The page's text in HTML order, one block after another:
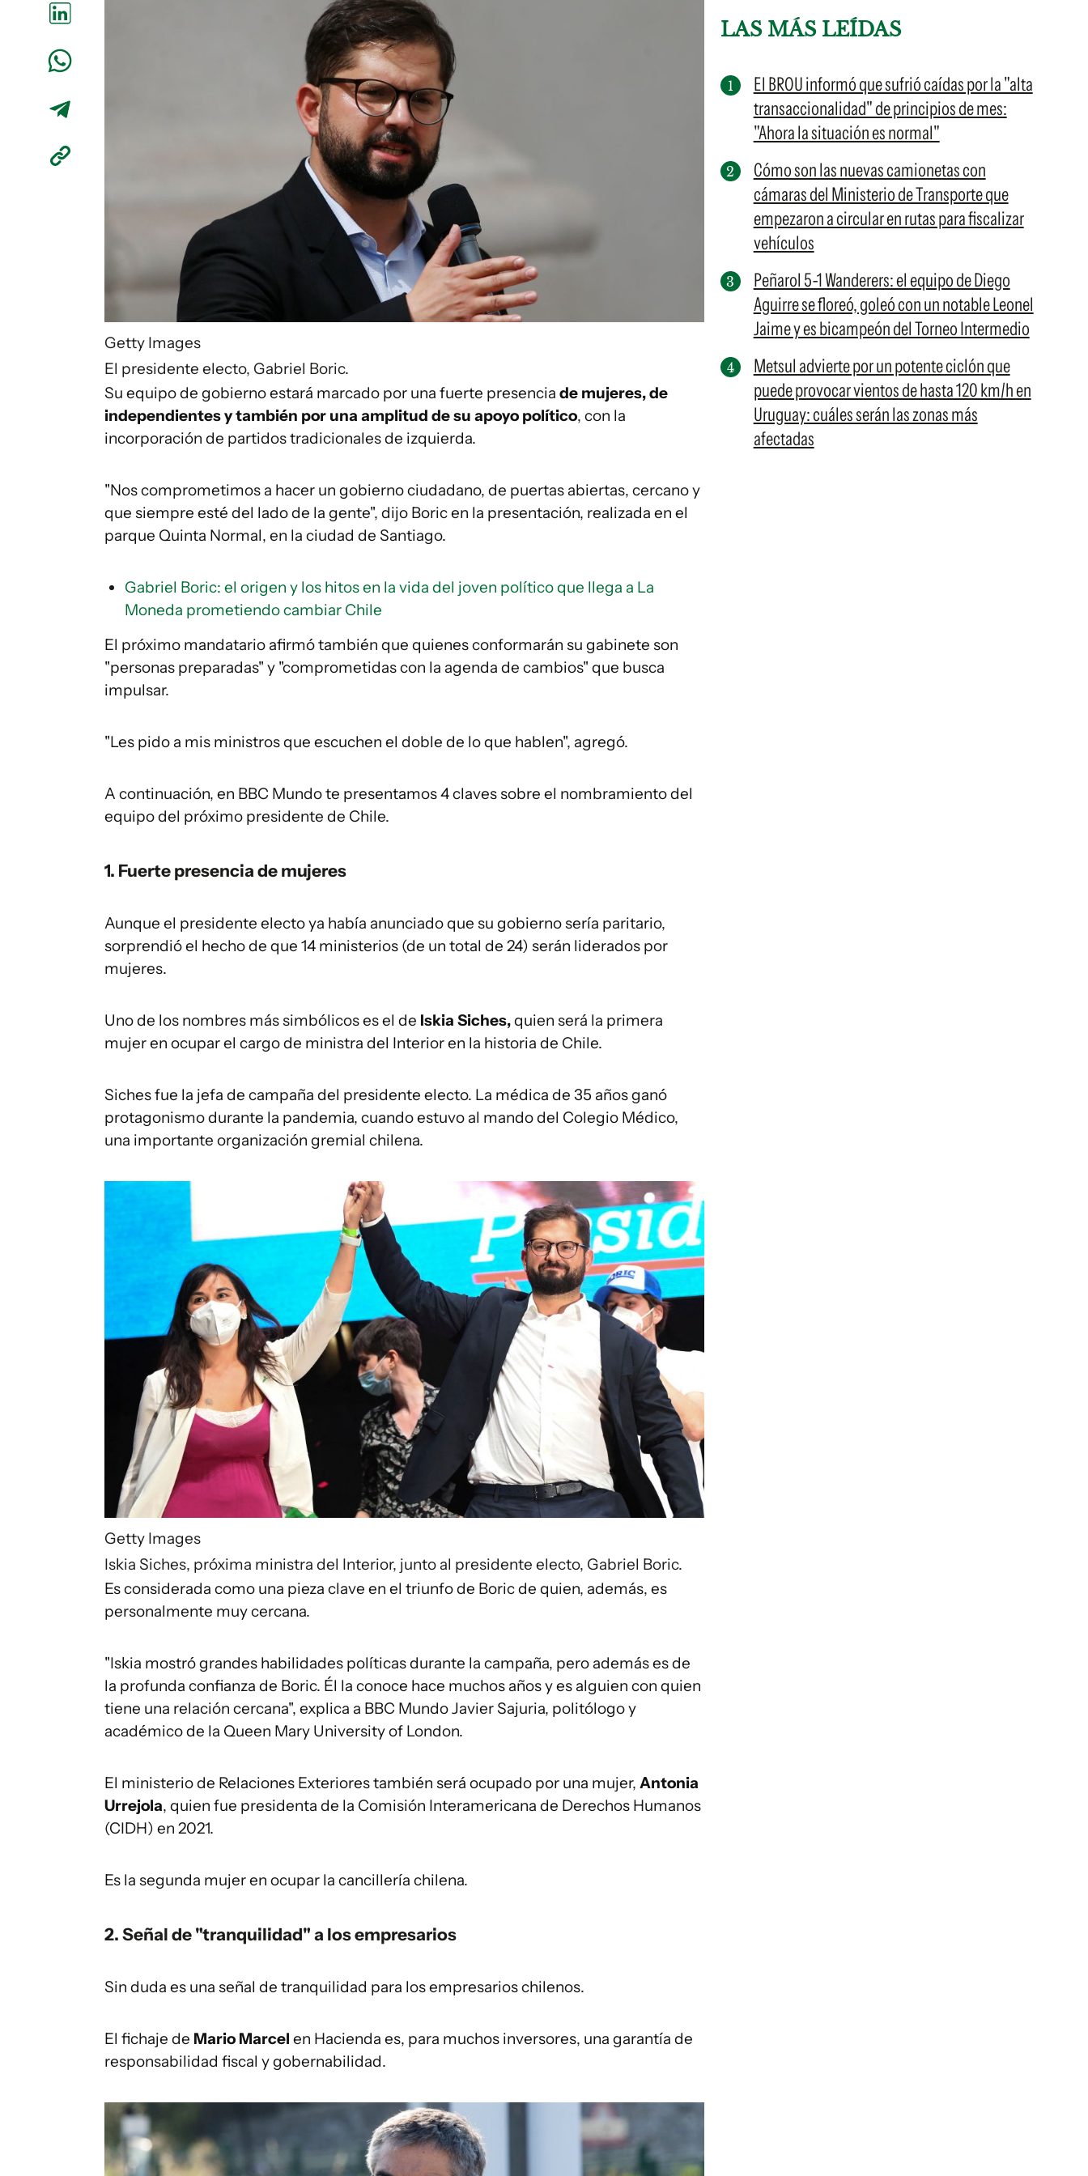
Getty Images
El presidente electo, Gabriel Boric.
Su equipo de gobierno estará marcado por una fuerte presencia de mujeres, de
independientes y también por una amplitud de su apoyo político, con la
incorporación de partidos tradicionales de izquierda.
"Nos comprometimos a hacer un gobierno ciudadano, de puertas abiertas, cercano y
que siempre esté del lado de la gente", dijo Boric en la presentación, realizada en el
parque Quinta Normal, en la ciudad de Santiago.
Gabriel Boric: el origen y los hitos en la vida del joven político que llega a La
Moneda prometiendo cambiar Chile
El próximo mandatario afirmó también que quienes conformarán su gabinete son
"personas preparadas" y "comprometidas con la agenda de cambios" que busca
impulsar.
"Les pido a mis ministros que escuchen el doble de lo que hablen", agregó.
A continuación, en BBC Mundo te presentamos 4 claves sobre el nombramiento del
equipo del próximo presidente de Chile.
1. Fuerte presencia de mujeres
Aunque el presidente electo ya había anunciado que su gobierno sería paritario,
sorprendió el hecho de que 14 ministerios (de un total de 24) serán liderados por
mujeres.
Uno de los nombres más simbólicos es el de Iskia Siches,quien será la primera
mujer en ocupar el cargo de ministra del Interior en la historia de Chile.
Siches fue la jefa de campaña del presidente electo. La médica de 35 años ganó
protagonismo durante la pandemia, cuando estuvo al mando del Colegio Médico,
una importante organización gremial chilena.
Getty Images
Iskia Siches, próxima ministra del Interior, junto al presidente electo, Gabriel Boric.
Es considerada como una pieza clave en el triunfo de Boric de quien, además, es
personalmente muy cercana.
"Iskia mostró grandes habilidades políticas durante la campaña, pero además es de
la profunda confianza de Boric. Él la conoce hace muchos años y es alguien con quien
tiene una relación cercana", explica a BBC Mundo Javier Sajuria, politólogo y
académico de la Queen Mary University of London.
El ministerio de Relaciones Exteriores también será ocupado por una mujer, Antonia
Urrejola, quien fue presidenta de la Comisión Interamericana de Derechos Humanos
(CIDH) en 2021.
Es la segunda mujer en ocupar la cancillería chilena.
2. Señal de "tranquilidad" a los empresarios
Sin duda es una señal de tranquilidad para los empresarios chilenos.
El fichaje de Mario Marcel en Hacienda es, para muchos inversores, una garantía de
responsabilidad fiscal y gobernabilidad.
LAS MÁS LEÍDAS
El BROU informó que sufrió caídas por la "alta
transaccionalidad" de principios de mes:
"Ahora la situación es normal"
Cómo son las nuevas camionetas con
cámaras del Ministerio de Transporte que
empezaron a circular en rutas para fiscalizar
vehículos
Peñarol 5-1 Wanderers: el equipo de Diego
Aguirre se floreó, goleó con un notable Leonel
Jaime y es bicampeón del Torneo Intermedio
Metsul advierte por un potente ciclón que
puede provocar vientos de hasta 120 km/h en
Uruguay: cuáles serán las zonas más
afectadas